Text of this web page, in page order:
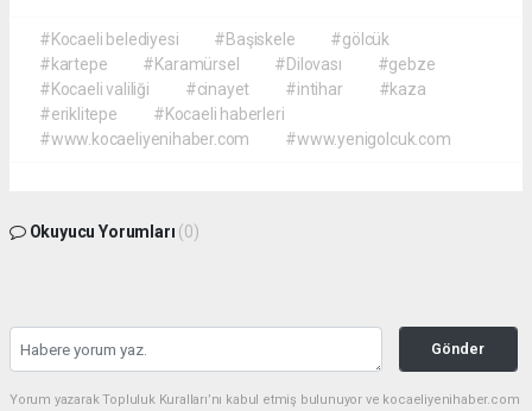
#Kocaeli belediyesi #Başiskele
#gölcük
#kartepe
#Karamürsel #Dilovası
#gebze
#Kocaeli valiliği
#cinayet #intihar
#kaza
#eriklitepe
#Kocaeli haberleri
#www.kocaeliyenihaber.com
#www.yenigolcuk.com
Okuyucu Yorumları (0)
Gönder
Yorum yazarak Topluluk Kuralları’nı kabul etmiş bulunuyor ve kocaeliyenihaber.com